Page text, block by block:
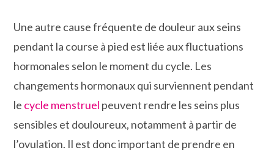
Une autre cause fréquente de douleur aux seins
pendant la course à pied est liée aux fluctuations
hormonales selon le moment du cycle. Les
changements hormonaux qui surviennent pendant
le cycle menstruel peuvent rendre les seins plus
sensibles et douloureux, notamment à partir de
l’ovulation. Il est donc important de prendre en